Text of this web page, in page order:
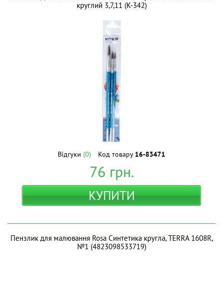
круглий 3,7,11 (K-342)
Відгуки (0) Код товару 16-83471
76 грн.
КУПИТИ
Пензлик для малювання Rosa Синтетика кругла, TERRA 1608R,
№1 (4823098533719)